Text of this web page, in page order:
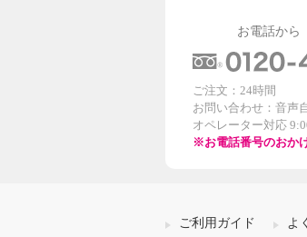
お電話から
ご注文：24時間
お問い合わせ：音声
オペレーター対応
※お電話番号のおか
ご利用ガイド よ